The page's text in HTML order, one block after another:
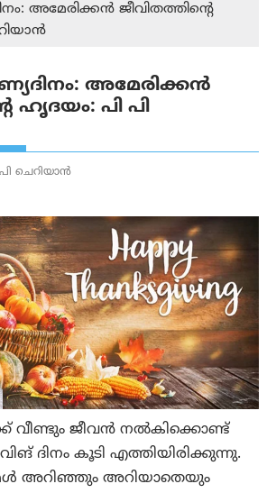
അമേരിക്കൻ ജീവിതത്തിന്റെ
അമേരിക്കൻ
ഹൃദയം: പി പി
ചെറിയാൻ
ജീവൻ നൽകിക്കൊണ്ട്
ദിനം കൂടി എത്തിയിരിക്കുന്നു.
അറിഞ്ഞും അറിയാതെയും